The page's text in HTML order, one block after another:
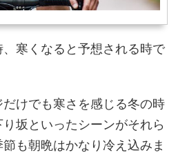
寒くなると予想される時で
けでも寒さを感じる冬の時
坂といったシーンがそれら
も朝晩はかなり冷え込みま